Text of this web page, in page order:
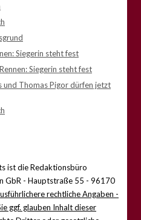
Siegerin steht fest
Siegerin steht fest
und Thomas Pigor dürfen jetzt
ist die Redaktionsbüro
GbR - Hauptstraße 55 - 96170
rechtliche Angaben -
ggf. glauben Inhalt dieser